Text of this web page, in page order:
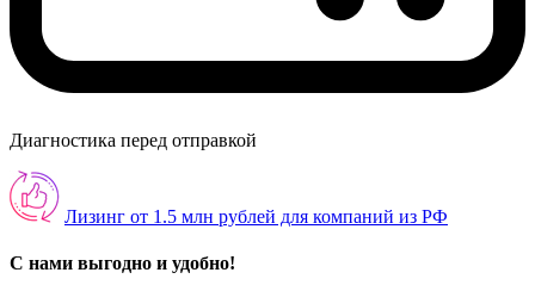
Диагностика перед отправкой
Лизинг от 1.5 млн рублей для компаний из РФ
С нами выгодно и удобно!